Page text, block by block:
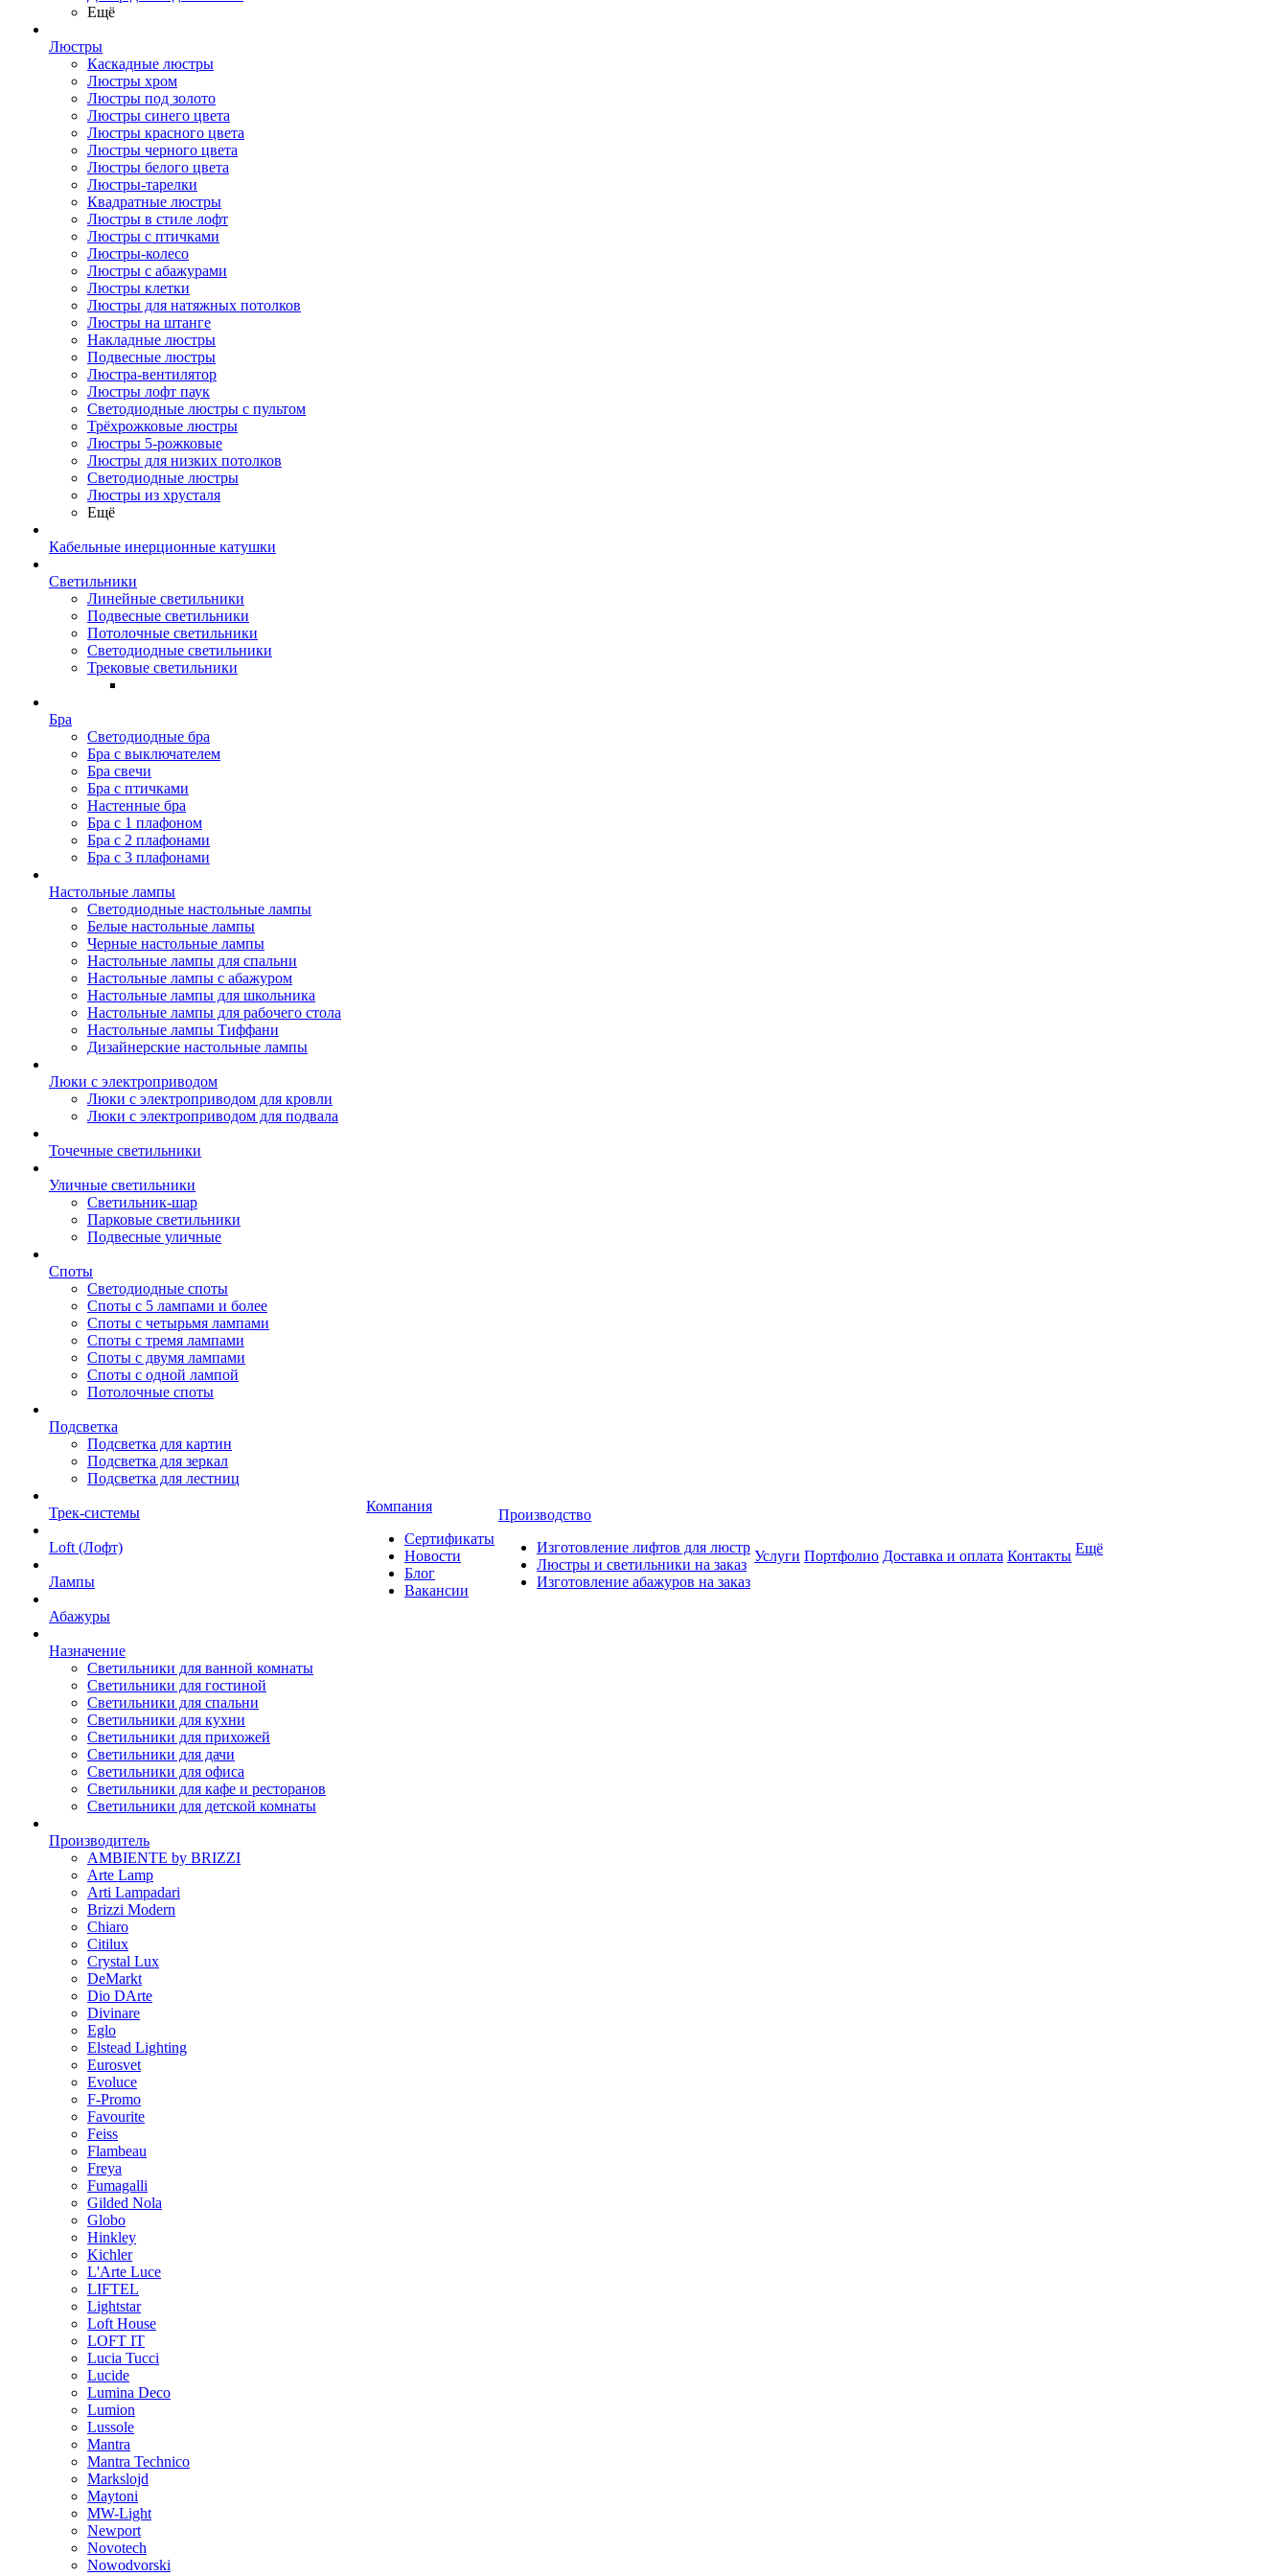
Ещё
Люстры
Каскадные люстры
Люстры хром
Люстры под золото
Люстры синего цвета
Люстры красного цвета
Люстры черного цвета
Люстры белого цвета
Люстры-тарелки
Квадратные люстры
Люстры в стиле лофт
Люстры с птичками
Люстры-колесо
Люстры с абажурами
Люстры клетки
Люстры для натяжных потолков
Люстры на штанге
Накладные люстры
Подвесные люстры
Люстра-вентилятор
Люстры лофт паук
Светодиодные люстры с пультом
Трёхрожковые люстры
Люстры 5-рожковые
Люстры для низких потолков
Cветодиодные люстры
Люстры из хрусталя
Ещё
Кабельные инерционные катушки
Светильники
Линейные светильники
Подвесные светильники
Потолочные светильники
Светодиодные светильники
Трековые светильники
Бра
Светодиодные бра
Бра с выключателем
Бра свечи
Бра с птичками
Настенные бра
Бра с 1 плафоном
Бра с 2 плафонами
Бра с 3 плафонами
Настольные лампы
Светодиодные настольные лампы
Белые настольные лампы
Черные настольные лампы
Настольные лампы для спальни
Настольные лампы с абажуром
Настольные лампы для школьника
Настольные лампы для рабочего стола
Настольные лампы Тиффани
Дизайнерские настольные лампы
Люки с электроприводом
Люки с электроприводом для кровли
Люки с электроприводом для подвала
Точечные светильники
Уличные светильники
Светильник-шар
Парковые светильники
Подвесные уличные
Споты
Светодиодные споты
Споты с 5 лампами и более
Споты с четырьмя лампами
Споты с тремя лампами
Споты с двумя лампами
Споты с одной лампой
Потолочные споты
Подсветка
Подсветка для картин
Подсветка для зеркал
Подсветка для лестниц
Трек-системы
Loft (Лофт)
Лампы
Абажуры
Назначение
Светильники для ванной комнаты
Светильники для гостиной
Светильники для спальни
Светильники для кухни
Светильники для прихожей
Светильники для дачи
Светильники для офиса
Светильники для кафе и ресторанов
Светильники для детской комнаты
Производитель
AMBIENTE by BRIZZI
Arte Lamp
Arti Lampadari
Brizzi Modern
Chiaro
Citilux
Crystal Lux
DeMarkt
Dio DArte
Divinare
Eglo
Elstead Lighting
Eurosvet
Evoluce
F-Promo
Favourite
Feiss
Flambeau
Freya
Fumagalli
Gilded Nola
Globo
Hinkley
Kichler
L'Arte Luce
LIFTEL
Lightstar
Loft House
LOFT IT
Lucia Tucci
Lucide
Lumina Deco
Lumion
Lussole
Mantra
Mantra Technico
Markslojd
Maytoni
MW-Light
Newport
Novotech
Nowodvorski
Компания
Сертификаты
Новости
Блог
Вакансии
Производство
Изготовление лифтов для люстр
Люстры и светильники на заказ
Изготовление абажуров на заказ
Услуги Портфолио Доставка и оплата Контакты Ещё